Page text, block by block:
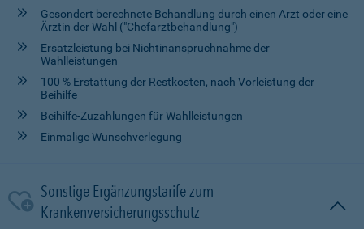
Gesondert berechnete Behandlung durch einen Arzt oder eine
Ärztin der Wahl ("Chefarztbehandlung")
Ersatzleistung bei Nichtinanspruchnahme der
Wahlleistungen
100 % Erstattung der Restkosten, nach Vorleistung der
Beihilfe
Beihilfe-Zuzahlungen für Wahlleistungen
Einmalige Wunschverlegung
Sonstige Ergänzungstarife zum
Krankenversicherungsschutz